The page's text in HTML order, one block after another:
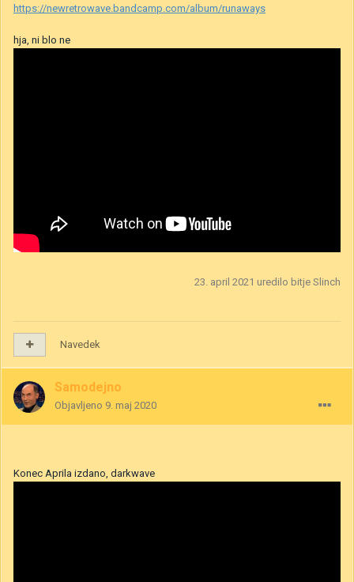
https://newretrowave.bandcamp.com/album/runaways
hja, ni blo ne
23. april 2021 uredilo bitje Slinch
Navedek
Samodejno
Objavljeno 9. maj 2020
Konec Aprila izdano, darkwave